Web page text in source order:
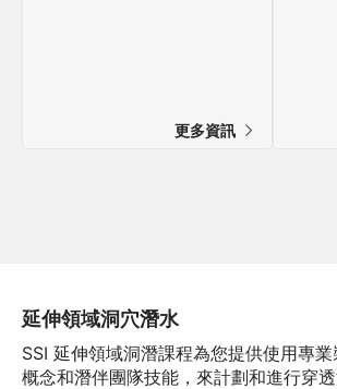
更多資訊
延伸領域洞穴潛水
SSI 延伸領域洞潛課程為您提供使用專
概念和潛伴團隊技能，來計劃和進行穿